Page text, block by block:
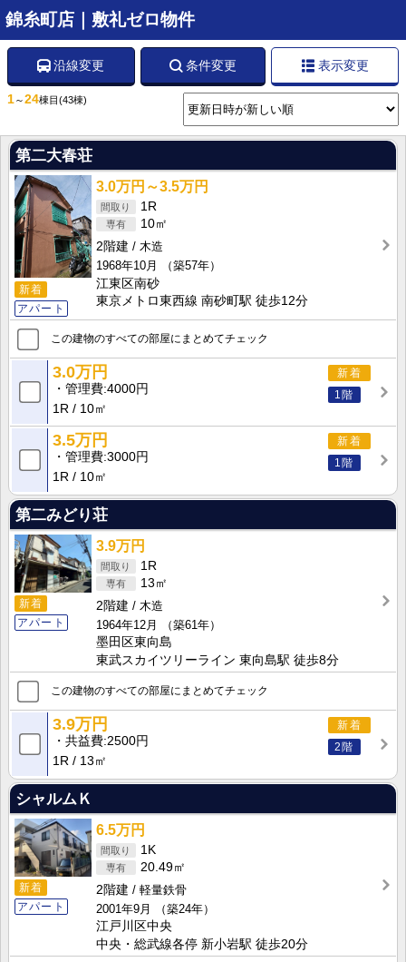
錦糸町店｜敷礼ゼロ物件
沿線変更 条件変更 表示変更
1～24棟目 (43棟)
第二大春荘
新着
アパート
3.0万円～3.5万円
1R
10㎡
2階建
木造
1968年10月
（築57年）
江東区南砂
東京メトロ東西線 南砂町駅 徒歩12分
この建物のすべての部屋にまとめてチェック
新着
1階
3.0万円
管理費 4000円
1R
10㎡
新着
1階
3.5万円
管理費 3000円
1R
10㎡
第二みどり荘
新着
アパート
3.9万円
1R
13㎡
2階建
木造
1964年12月
（築61年）
墨田区東向島
東武スカイツリーライン 東向島駅 徒歩8分
この建物のすべての部屋にまとめてチェック
新着
2階
3.9万円
共益費 2500円
1R
13㎡
シャルムＫ
新着
アパート
6.5万円
1K
20.49㎡
2階建
軽量鉄骨
2001年9月
（築24年）
江戸川区中央
中央・総武線各停 新小岩駅 徒歩20分